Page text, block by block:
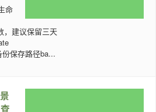
命
，建议保留三天
保存路径ba...